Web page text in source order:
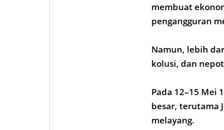
membuat
pengangguran
Namun, lebih
kolusi, dan
Pada 12–15 Mei
besar, terutama
melayang.